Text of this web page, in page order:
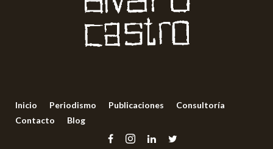
Inicio Periodismo Publicaciones
Consultoría
Contacto
Blog